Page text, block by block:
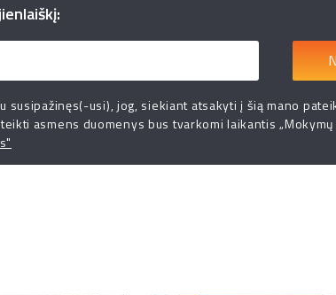
susipažinęs(-usi), jog, siekiant atsakyti į šią mano
asmens duomenys bus tvarkomi laikantis „Mokymų